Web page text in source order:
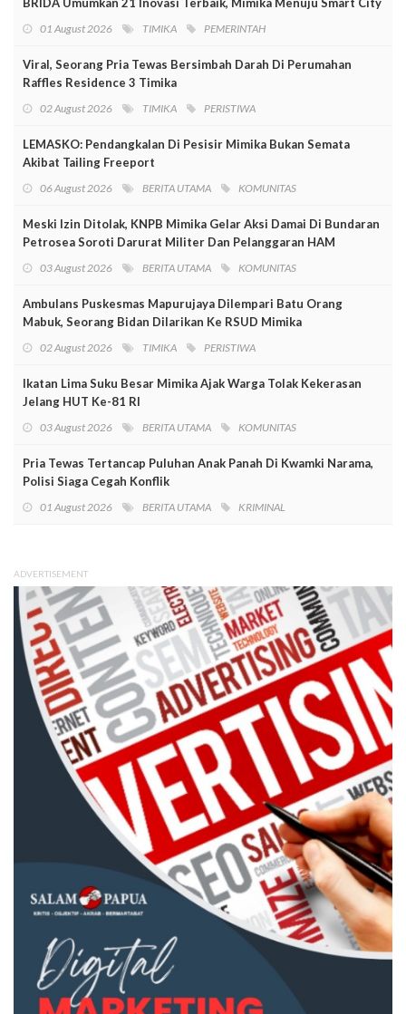
01 August 2026 TIMIKA PEMERINTAH
Viral, Seorang Pria Tewas Bersimbah Darah Di Perumahan
Raffles Residence 3 Timika
02 August 2026 TIMIKA PERISTIWA
LEMASKO: Pendangkalan Di Pesisir Mimika Bukan Semata
Akibat Tailing Freeport
06 August 2026 BERITA UTAMA KOMUNITAS
Meski Izin Ditolak, KNPB Mimika Gelar Aksi Damai Di Bundaran
Petrosea Soroti Darurat Militer Dan Pelanggaran HAM
03 August 2026 BERITA UTAMA KOMUNITAS
Ambulans Puskesmas Mapurujaya Dilempari Batu Orang
Mabuk, Seorang Bidan Dilarikan Ke RSUD Mimika
02 August 2026 TIMIKA PERISTIWA
Ikatan Lima Suku Besar Mimika Ajak Warga Tolak Kekerasan
Jelang HUT Ke-81 RI
03 August 2026 BERITA UTAMA KOMUNITAS
Pria Tewas Tertancap Puluhan Anak Panah Di Kwamki Narama,
Polisi Siaga Cegah Konflik
01 August 2026 BERITA UTAMA KRIMINAL
ADVERTISEMENT